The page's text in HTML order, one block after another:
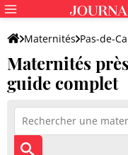
Maternités Pas-de-
Maternités
guide complet